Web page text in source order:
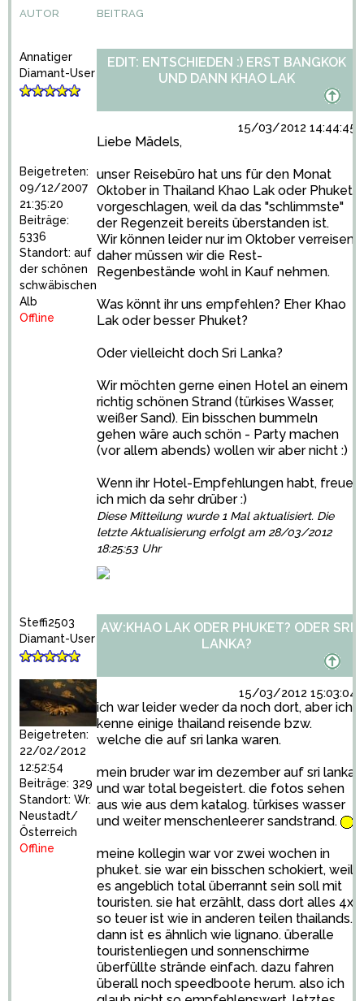
AUTOR BEITRAG
Annatiger
Diamant-User
Beigetreten:
09/12/2007
21:35:20
Beiträge:
5336
Standort: auf
der schönen
schwäbischen
Alb
Offline
EDIT: ENTSCHIEDEN :) ERST BANGKOK
UND DANN KHAO LAK
15/03/2012 14:44:45
Liebe Mädels,
unser Reisebüro hat uns für den Monat
Oktober in Thailand Khao Lak oder Phuket
vorgeschlagen, weil da das "schlimmste"
der Regenzeit bereits überstanden ist.
Wir können leider nur im Oktober verreisen,
daher müssen wir die Rest-
Regenbestände wohl in Kauf nehmen.
Was könnt ihr uns empfehlen? Eher Khao
Lak oder besser Phuket?
Oder vielleicht doch Sri Lanka?
Wir möchten gerne einen Hotel an einem
richtig schönen Strand (türkises Wasser,
weißer Sand). Ein bisschen bummeln
gehen wäre auch schön - Party machen
(vor allem abends) wollen wir aber nicht :)
Wenn ihr Hotel-Empfehlungen habt, freue
ich mich da sehr drüber :)
Diese Mitteilung wurde 1 Mal aktualisiert. Die
letzte Aktualisierung erfolgt am 28/03/2012
18:25:53 Uhr
Steffi2503
Diamant-User
Beigetreten:
22/02/2012
12:52:54
Beiträge: 329
Standort: Wr.
Neustadt/
Österreich
Offline
AW:KHAO LAK ODER PHUKET? ODER SRI
LANKA?
15/03/2012 15:03:04
ich war leider weder da noch dort, aber ich
kenne einige thailand reisende bzw.
welche die auf sri lanka waren.
mein bruder war im dezember auf sri lanka
und war total begeistert. die fotos sehen
aus wie aus dem katalog. türkises wasser
und weiter menschenleerer sandstrand.
meine kollegin war vor zwei wochen in
phuket. sie war ein bisschen schokiert, weil
es angeblich total überrannt sein soll mit
touristen. sie hat erzählt, dass dort alles 4x
so teuer ist wie in anderen teilen thailands.
dann ist es ähnlich wie lignano. überalle
touristenliegen und sonnenschirme
überfüllte strände einfach. dazu fahren
überall noch speedboote herum. also ich